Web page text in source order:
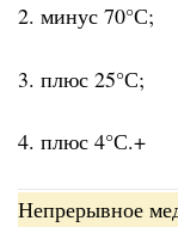
2. минус 70°С;
3. плюс 25°С;
4. плюс 4°С.+
Непрерывное